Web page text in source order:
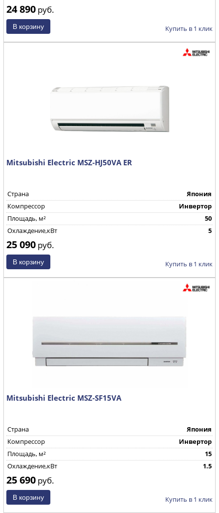
24 890 руб.
Купить в 1 клик
Mitsubishi Electric MSZ-HJ50VA ER
Страна
Япония
Компрессор
Инвертор
Площадь, м²
50
Охлаждение,кВт
5
25 090 руб.
Купить в 1 клик
Mitsubishi Electric MSZ-SF15VA
Страна
Япония
Компрессор
Инвертор
Площадь, м²
15
Охлаждение,кВт
1.5
25 690 руб.
Купить в 1 клик